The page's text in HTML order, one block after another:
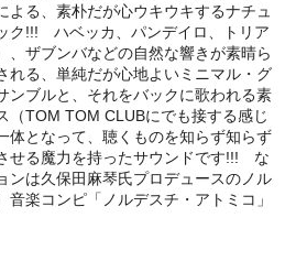
よる、素朴だが心ウキウキするナチュ
ク!!! ハベッカ、パンデイロ、トリア
、ザブンバなどの自然な響きが素晴ら
れる、単純だが心地よいミニマル・グ
ンブルと、それをバックに歌われる素
（TOM TOM CLUBにでも接する感じ
体となって、聴くものを知らず知らず
せる魔力を持ったサウンドです!!! な
ンは久保田麻琴氏プロデュースのノル
楽コンピ「ノルデスチ・アトミコ」